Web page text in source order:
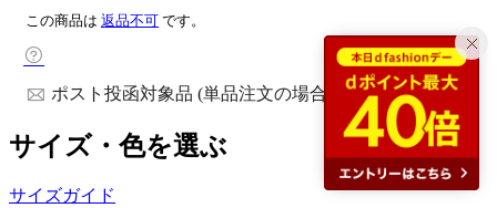
この商品は 返品不可 です。
ポスト投函対象品 (単品注文の場合)
サイズ・色を選ぶ
サイズガイド